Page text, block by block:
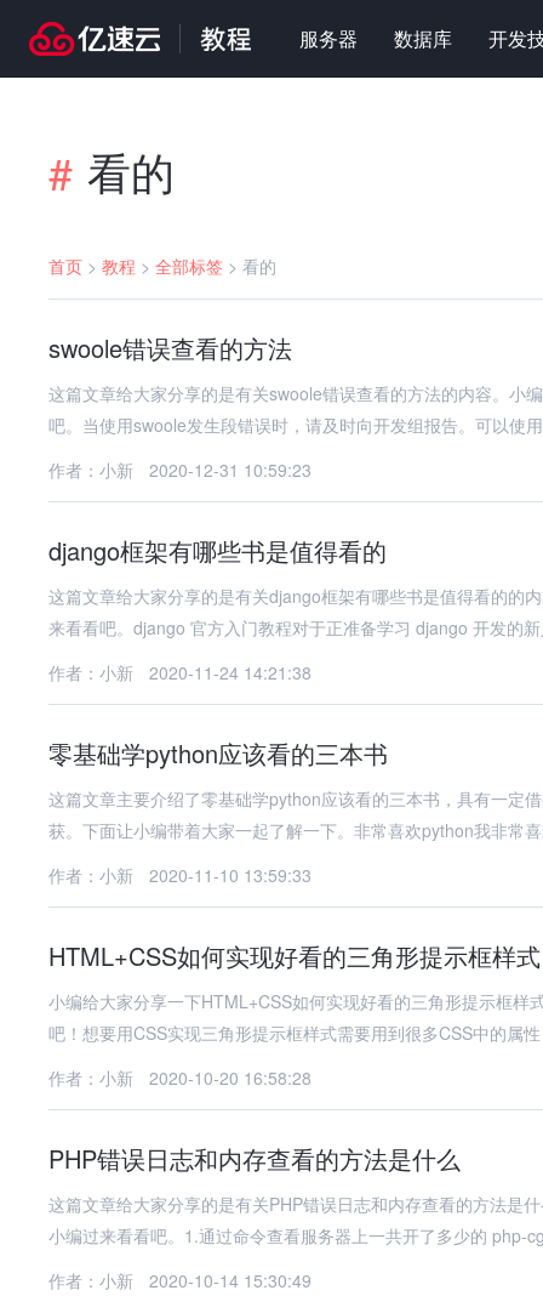
服务器 数据库 开发
# 看的
首页 > 教程 > 全部标签 > 看的
swoole错误查看的方法
这篇文章给大家分享的是有关swoole错误查看的方法的内容。小
吧。当使用swoole发生段错误时，请及时向开发组报告。可以使
作者：小新
2020-12-31 10:59:23
django框架有哪些书是值得看的
这篇文章给大家分享的是有关django框架有哪些书是值得看的的
来看看吧。django 官方入门教程对于正准备学习 django 开发的
作者：小新
2020-11-24 14:21:38
零基础学python应该看的三本书
这篇文章主要介绍了零基础学python应该看的三本书，具有一定
获。下面让小编带着大家一起了解一下。非常喜欢python我非常
作者：小新
2020-11-10 13:59:33
HTML+CSS如何实现好看的三角形提示框样式
小编给大家分享一下HTML+CSS如何实现好看的三角形提示框
吧！想要用CSS实现三角形提示框样式需要用到很多CSS中的属
作者：小新
2020-10-20 16:58:28
PHP错误日志和内存查看的方法是什么
这篇文章给大家分享的是有关PHP错误日志和内存查看的方法是
小编过来看看吧。1.通过命令查看服务器上一共开了多少的 php-
作者：小新
2020-10-14 15:30:49